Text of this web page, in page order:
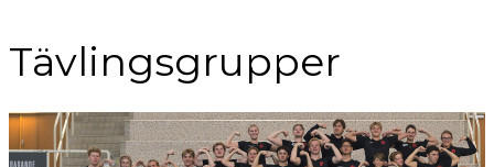
Tävlingsgrupper